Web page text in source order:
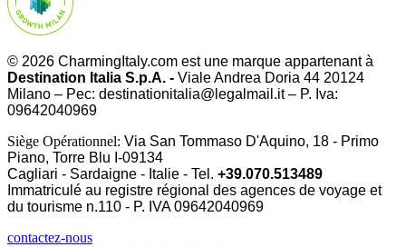
© 2026 CharmingItaly.com est une marque appartenant à
Destination Italia S.p.A. - Viale Andrea Doria 44 20124
Milano – Pec: destinationitalia@legalmail.it – P. Iva:
09642040969
Siège Opérationnel: Via San Tommaso D'Aquino, 18 - Primo
Piano, Torre Blu I-09134
Cagliari - Sardaigne - Italie - Tel. +39.070.513489
Immatriculé au registre régional des agences de voyage et
du tourisme n.110 - P. IVA09642040969
contactez-nous